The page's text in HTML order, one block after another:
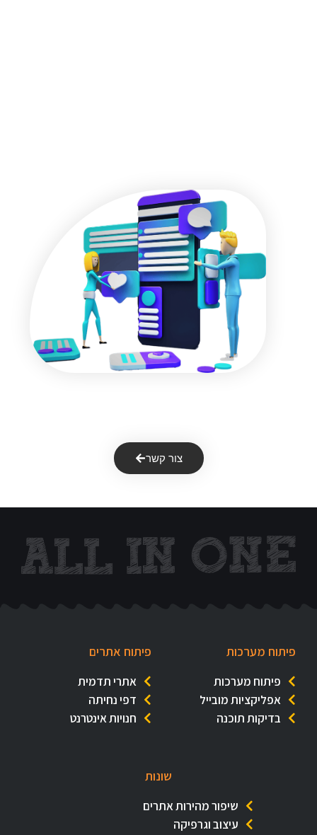
צור קשר
פיתוח מערכות
פיתוח מערכות
אפליקציות מובייל
בדיקות תוכנה
פיתוח אתרים
אתרי תדמית
דפי נחיתה
חנויות אינטרנט
שונות
שיפור מהירות אתרים
עיצוב וגרפיקה